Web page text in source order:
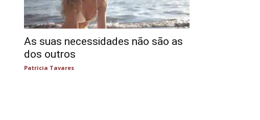
As suas necessidades não são as
dos outros
Patricia Tavares